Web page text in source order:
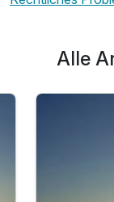
Alle